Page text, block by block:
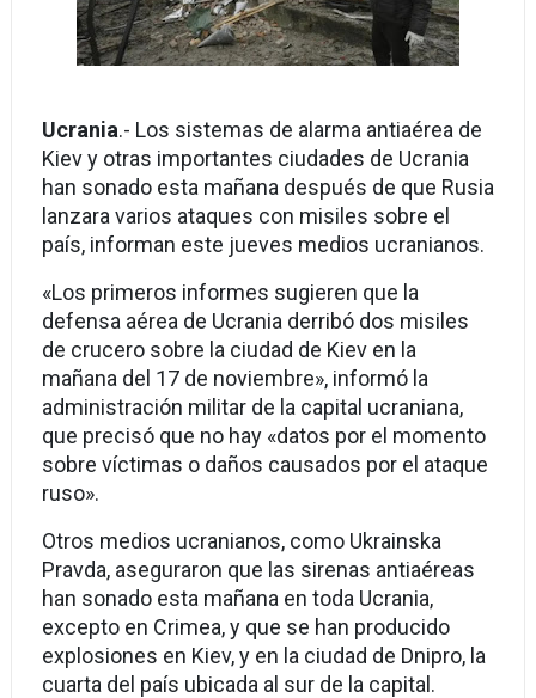
Ucrania.- Los sistemas de alarma antiaérea de
Kiev y otras importantes ciudades de Ucrania
han sonado esta mañana después de que Rusia
lanzara varios ataques con misiles sobre el
país, informan este jueves medios ucranianos.
«Los primeros informes sugieren que la
defensa aérea de Ucrania derribó dos misiles
de crucero sobre la ciudad de Kiev en la
mañana del 17 de noviembre», informó la
administración militar de la capital ucraniana,
que precisó que no hay «datos por el momento
sobre víctimas o daños causados ​​por el ataque
ruso».
Otros medios ucranianos, como Ukrainska
Pravda, aseguraron que las sirenas antiaéreas
han sonado esta mañana en toda Ucrania,
excepto en Crimea, y que se han producido
explosiones en Kiev, y en la ciudad de Dnipro, la
cuarta del país ubicada al sur de la capital.